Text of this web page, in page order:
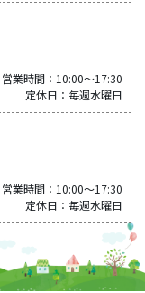
営業時間：10:00～17:30
定休日：毎週水曜日
営業時間：10:00～17:30
定休日：毎週水曜日